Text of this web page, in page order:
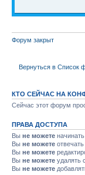
Форум закрыт
Вернуться в Список
КТО СЕЙЧАС НА
Сейчас этот форум
ПРАВА ДОСТУПА
Вы не можете
Вы не можете
Вы не можете
Вы не можете удалять
Вы не можете